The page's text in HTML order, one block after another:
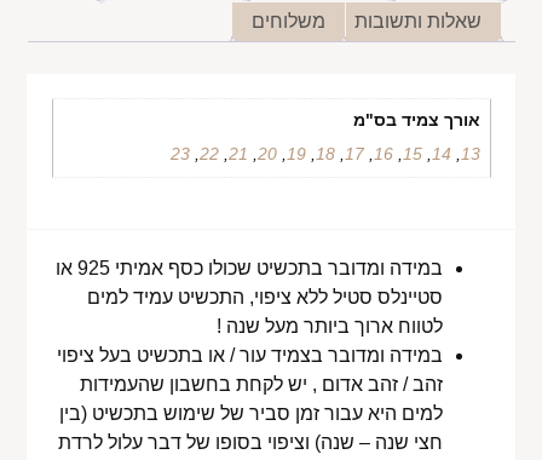
שאלות ותשובות
משלוחים
אורך צמיד בס"מ
13
,
14
,
15
,
16
,
17
,
18
,
19
,
20
,
21
,
22
,
23
במידה ומדובר בתכשיט שכולו כסף אמיתי 925 או
סטיינלס סטיל ללא ציפוי, התכשיט עמיד למים
לטווח ארוך ביותר מעל שנה !
במידה ומדובר בצמיד עור / או בתכשיט בעל ציפוי
זהב / זהב אדום , יש לקחת בחשבון שהעמידות
למים היא עבור זמן סביר של שימוש בתכשיט (בין
חצי שנה – שנה) וציפוי בסופו של דבר עלול לרדת